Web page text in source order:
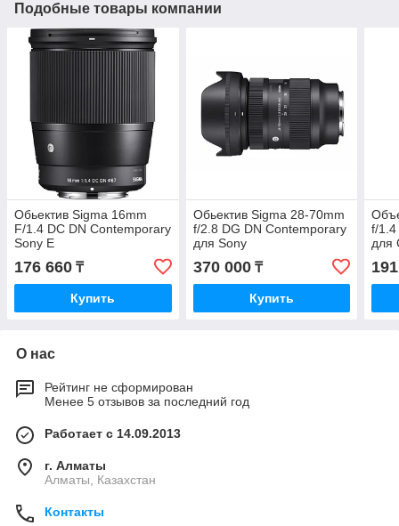
Подобные товары компании
Обьектив Sigma 16mm
F/1.4 DC DN Contemporary
Sony E
176 660 ₸
Купить
Обьектив Sigma 28-70mm
f/2.8 DG DN Contemporary
для Sony
370 000₸
Купить
f/1.4
для
О нас
Рейтинг не сформирован
Менее 5 отзывов за последний год
Работает с 14.09.2013
г. Алматы
Алматы, Казахстан
Контакты